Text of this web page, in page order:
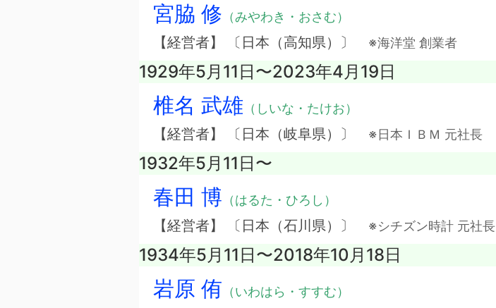
宮脇 修 （みやわき・おさむ）
【経営者】 〔日本（高知県）〕 ※海洋堂 創業者
1929年5月11日〜2023年4月19日
椎名 武雄 （しいな・たけお）
【経営者】 〔日本（岐阜県）〕 ※日本ＩＢＭ 元社長
1932年5月11日〜
春田 博 （はるた・ひろし）
【経営者】 〔日本（石川県）〕 ※シチズン時計 元社長
1934年5月11日〜2018年10月18日
岩原 侑 （いわはら・すすむ）